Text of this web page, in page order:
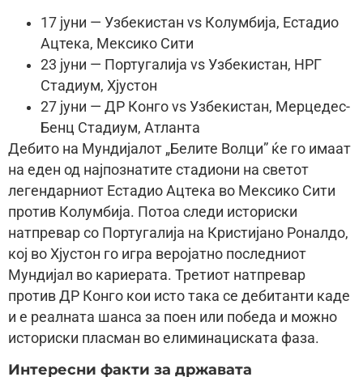
17 јуни — Узбекистан vs Колумбија, Естадио
Ацтека, Мексико Сити
23 јуни — Португалија vs Узбекистан, НРГ
Стадиум, Хјустон
27 јуни — ДР Конго vs Узбекистан, Мерцедес-
Бенц Стадиум, Атланта
Дебитo на Мундијалот „Белите Волци” ќе го имаат
на еден од најпознатите стадиони на светот
легендарниот Естадио Ацтека во Мексико Сити
против Колумбија. Потоа следи историски
натпревар со Португалија на Кристијано Роналдо,
кој во Хјустон го игра веројатно последниот
Мундијал во кариерата. Третиот натпревар
против ДР Конго кои исто така се дебитанти каде
и е реалната шанса за поен или победа и можно
историски пласман во елиминациската фаза.
Интересни факти за државата